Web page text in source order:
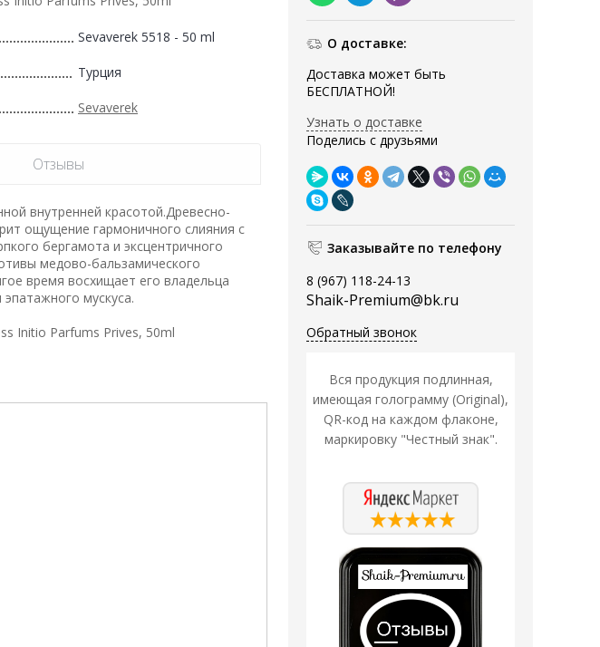
О доставке:
Доставка может быть
БЕСПЛАТНОЙ!
Узнать о доставке
Поделись с друзьями
Заказывайте по телефону
8 (967) 118-24-13
Shaik-Premium@bk.ru
Обратный звонок
Вся продукция подлинная,
имеющая голограмму (Original),
QR-код на каждом флаконе,
маркировку "Честный знак".
Sevaverek 5518 - 50 ml
Турция
Sevaverek
Отзывы
внутренней красотой.Древесно-
ощущение гармоничного слияния с
бергамота и эксцентричного
медово-бальзамического
время восхищает его владельца
мускуса.
Initio Parfums Prives, 50ml